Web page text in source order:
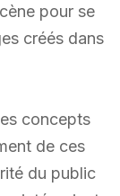
pour se
créés dans
concepts
de ces
du public